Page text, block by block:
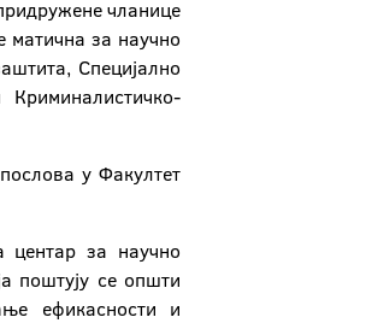
чланице
матична за научно
Специјално
у Факултет
центар за научно
поштују се општи
ефикасности и